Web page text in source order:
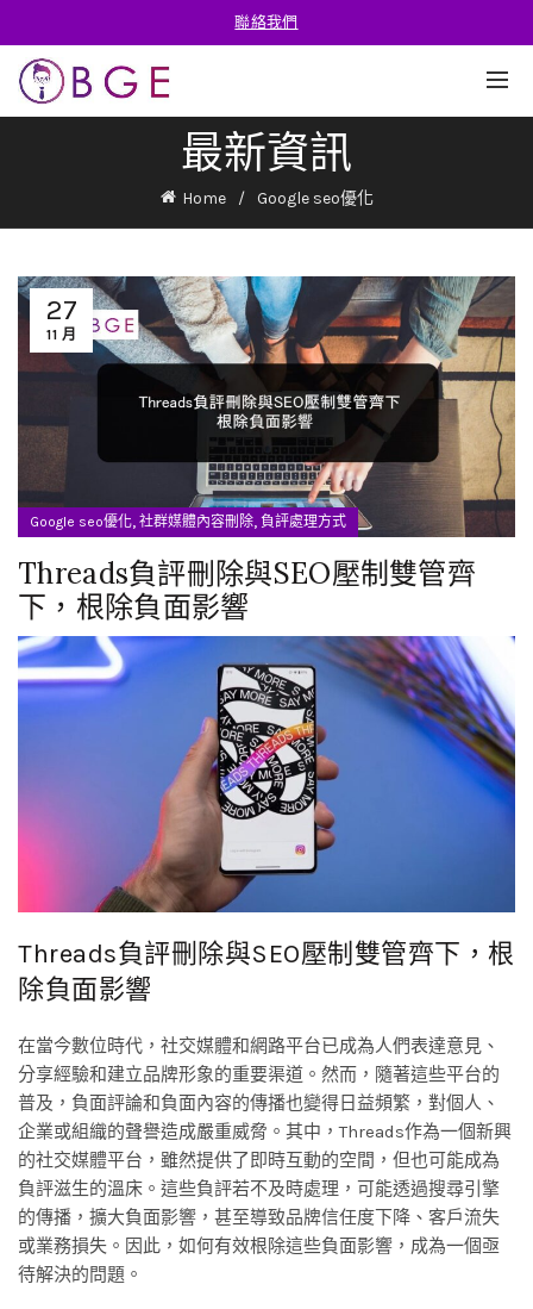
聯絡我們
最新資訊
Home Google seo優化
27
11 月
Google seo優化, 社群媒體內容刪除, 負評處理方式
Threads負評刪除與SEO壓制雙管齊
下，根除負面影響
Threads負評刪除與SEO壓制雙管齊下，根
除負面影響
在當今數位時代，社交媒體和網路平台已成為人們表達意見、
分享經驗和建立品牌形象的重要渠道。然而，隨著這些平台的
普及，負面評論和負面內容的傳播也變得日益頻繁，對個人、
企業或組織的聲譽造成嚴重威脅。其中，Threads作為一個新興
的社交媒體平台，雖然提供了即時互動的空間，但也可能成為
負評滋生的溫床。這些負評若不及時處理，可能透過搜尋引擎
的傳播，擴大負面影響，甚至導致品牌信任度下降、客戶流失
或業務損失。因此，如何有效根除這些負面影響，成為一個亟
待解決的問題。